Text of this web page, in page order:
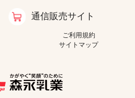
通信販売サイト
ご利用規約
サイトマップ